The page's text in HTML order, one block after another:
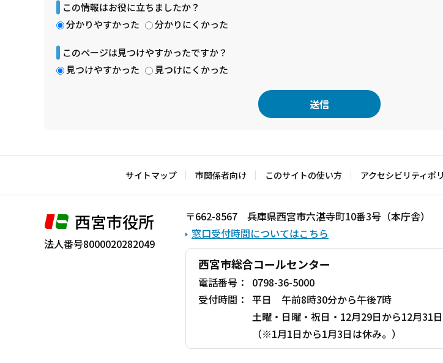
この情報はお役に立ちましたか？
分かりやすかった
分かりにくかった
このページは見つけやすかったですか？
見つけやすかった
見つけにくかった
文
で
サイトマップ 市関係者向け このサイトの使い方 アクセシビリティポ
西宮市役所
法人番号8000020282049
〒662-8567 兵庫県西宮市六湛寺町10番3号（本庁舎）
窓口受付時間についてはこちら
西宮市総合コールセンター
電話番号：
0798-36-5000
受付時間： 平日 午前8時30分から午後7時
土曜・日曜・祝日・12月29日から12月31
（※1月1日から1月3日は休み。）